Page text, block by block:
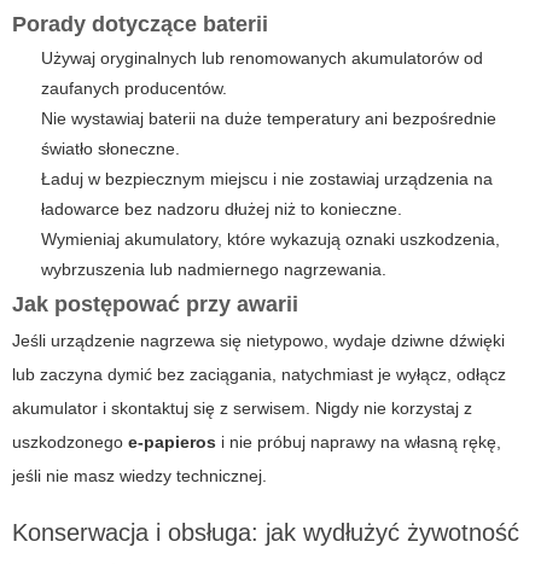
Porady dotyczące baterii
Używaj oryginalnych lub renomowanych akumulatorów od
zaufanych producentów.
Nie wystawiaj baterii na duże temperatury ani bezpośrednie
światło słoneczne.
Ładuj w bezpiecznym miejscu i nie zostawiaj urządzenia na
ładowarce bez nadzoru dłużej niż to konieczne.
Wymieniaj akumulatory, które wykazują oznaki uszkodzenia,
wybrzuszenia lub nadmiernego nagrzewania.
Jak postępować przy awarii
Jeśli urządzenie nagrzewa się nietypowo, wydaje dziwne dźwięki
lub zaczyna dymić bez zaciągania, natychmiast je wyłącz, odłącz
akumulator i skontaktuj się z serwisem. Nigdy nie korzystaj z
uszkodzonego e-papieros i nie próbuj naprawy na własną rękę,
jeśli nie masz wiedzy technicznej.
Konserwacja i obsługa: jak wydłużyć żywotność